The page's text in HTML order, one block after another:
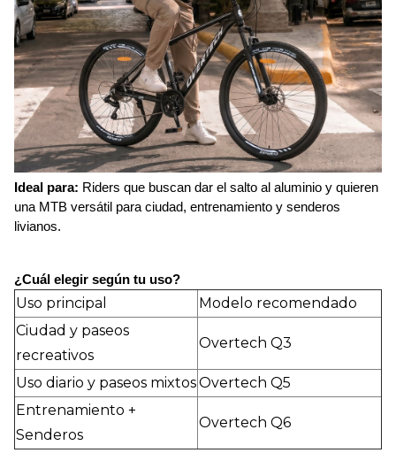
Ideal para: Riders que buscan dar el salto al aluminio y quieren
una MTB versátil para ciudad, entrenamiento y senderos
livianos.
¿Cuál elegir según tu uso?
Uso principal
Modelo recomendado
Ciudad y paseos
recreativos
Overtech Q3
Uso diario y paseos mixtosOvertech Q5
Entrenamiento +
Senderos
Overtech Q6